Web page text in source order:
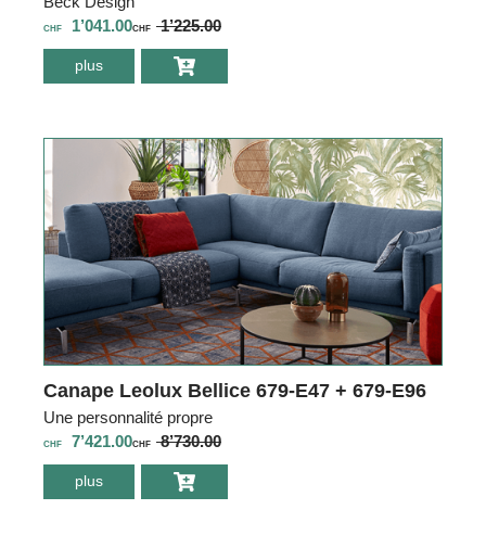
CHF 1’041.00CHF 1’225.00
plus environ Table de
salon Leolux
Canape Leolux Bellice 679-E47 + 679-E96
Une personnalité propre
CHF 7’421.00CHF 8’730.00
plus environ Canape
Leolux Bellice